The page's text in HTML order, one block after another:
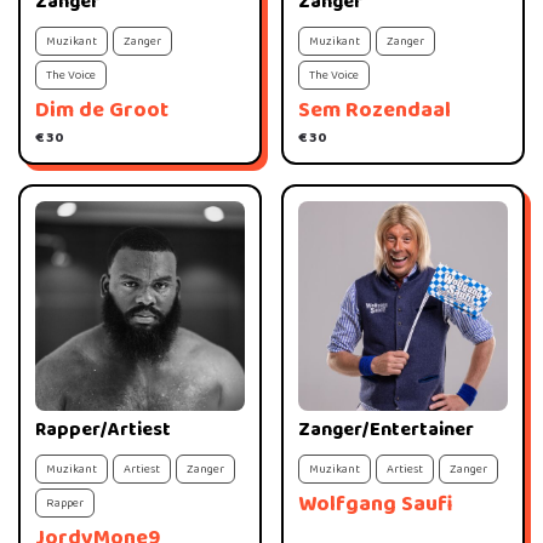
Dim de Groot
€ 30
Muzikant
Zanger
The Voice
Sem Rozendaal
€ 30
Muzikant
Zanger
The Voice
Rapper/Artiest
Muzikant Artiest
Zanger
Rapper
Wolfgang Saufi
Zanger/Entertainer
Muzikant Artiest Zanger